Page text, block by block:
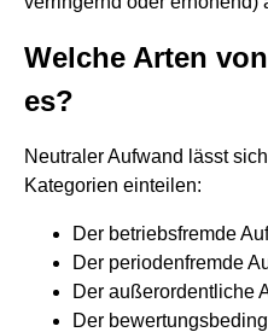
Welche Arten
es?
Neutraler Aufwand lässt
Kategorien einteilen:
Der betriebsfremde
Der periodenfremde
Der außerordentliche
Der